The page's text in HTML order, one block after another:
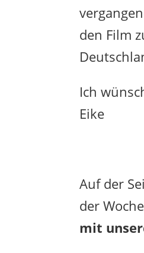
den Film
Ich
Eike
Auf der
der
mit